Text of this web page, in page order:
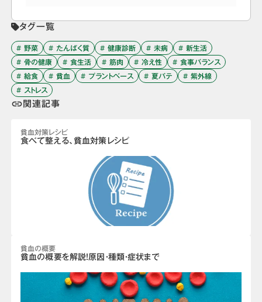
タグ一覧
# 野菜 # たんぱく質 # 健康診断 # 未病
# 新生活
# 骨の健康
# 食生活 # 筋肉 # 冷え性
# 食事バランス
# 給食
# 貧血 # プラントベース # 夏バテ
# 紫外線
# ストレス
link関連記事
貧血対策レシピ
食べて整える、貧血対策レシピ
貧血の概要
貧血の概要を解説！原因・種類・症状まで